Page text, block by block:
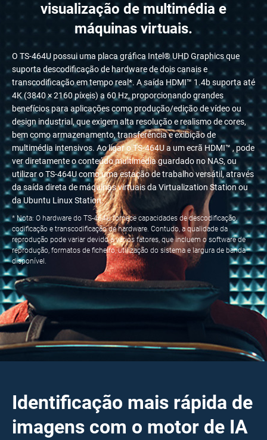
visualização de multimédia e
máquinas virtuais.
O TS-464U possui uma placa gráfica Intel® UHD Graphics que
suporta descodificação de hardware de dois canais e
transcodificação em tempo real*. A saída HDMI™ 1.4b suporta até
4K (3840 × 2160 píxeis) a 60 Hz, proporcionando grandes
benefícios para aplicações como produção/edição de vídeo ou
design industrial, que exigem alta resolução e realismo de cores,
bem como armazenamento, transferência e exibição de
multimédia intensivos. Ao ligar o TS-464U a um ecrã HDMI™ , pode
ver diretamente o conteúdo multimédia guardado no NAS, ou
utilizar o TS-464U como uma estação de trabalho versátil, através
da saída direta de máquinas virtuais da Virtualization Station ou
da Ubuntu Linux Station.
* Nota: O hardware do TS-464U fornece capacidades de descodificação,
codificação e transcodificação de hardware. Contudo, a qualidade da
reprodução pode variar devido a vários fatores, que incluem o software de
reprodução, formatos de ficheiro, utilização do sistema e largura de banda
disponível.
Identificação mais rápida de
imagens com o motor de IA